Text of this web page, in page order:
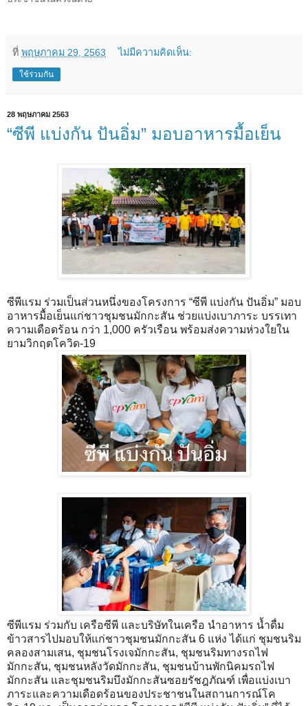
ที่ พฤษภาคม 29, 2563 ไม่มีความคิดเห็น:
ใช้ร่วมกัน
28 พฤษภาคม 2563
“ซีพี แบ่งกัน ปันอิ่ม” มอบอาหารมื้อเย็น
ซีพีแรม ร่วมเป็นส่วนหนึ่งของโครงการ “ซีพี แบ่งกัน ปันอิ่ม” มอบ
อาหารมื้อเย็นแก่ชาวชุมชนมักกะสัน ช่วยแบ่งเบาภาระ บรรเทา
ความเดือดร้อน กว่า 1,000 ครัวเรือน พร้อมส่งความห่วงใยใน
ยามวิกฤตโควิด-19
ซีพีแรม ร่วมกับ เครือซีพี และบริษัทในเครือ นำอาหาร น้ำดื่ม
ข้าวสารไปมอบให้แก่ชาวชุมชนมักกะสัน 6 แห่ง ได้แก่ ชุมชนริม
คลองสามเสน, ชุมชนโรงเจมักกะสัน, ชุมชนริมทางรถไฟ
มักกะสัน, ชุมชนหลังวัดมักกะสัน, ชุมชนบ้านพักนิคมรถไฟ
มักกะสัน และชุมชนริมบึงมักกะสันซอยรัชฎภัณฑ์ เพื่อแบ่งเบา
ภาระและความเดือดร้อนของประชาชนในสถานการณ์โค